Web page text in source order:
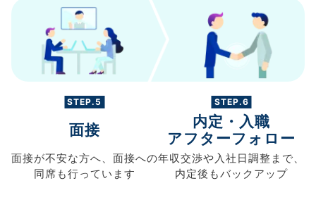
STEP.5
面接
面接が不安な方へ、 面接への
同席も行っています
STEP.6
内定・入職
アフターフォロー
年収交渉や入社日調整まで、
内定後もバックアップ